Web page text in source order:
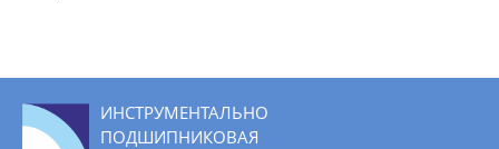
ИНСТРУМЕНТАЛЬНО
ПОДШИПНИКОВАЯ